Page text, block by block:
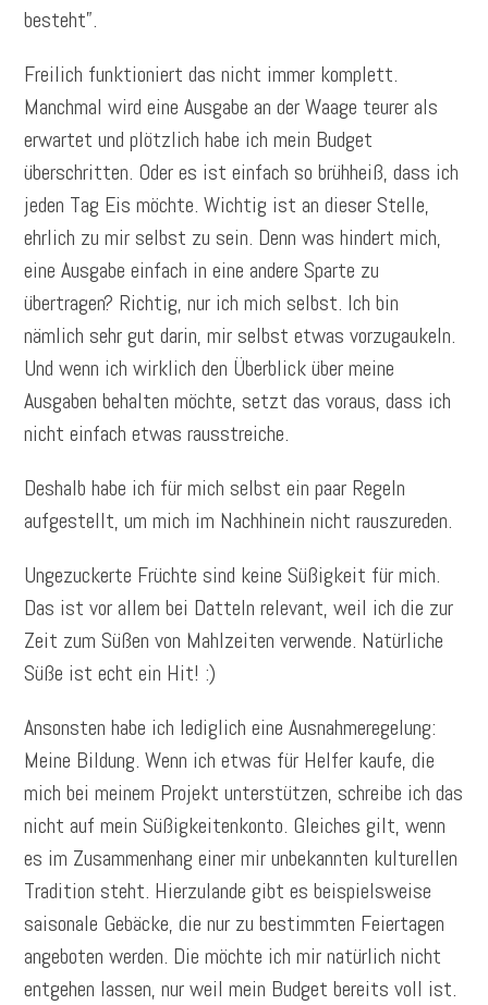
besteht”.
Freilich funktioniert das nicht immer komplett.
Manchmal wird eine Ausgabe an der Waage teurer als
erwartet und plötzlich habe ich mein Budget
überschritten. Oder es ist einfach so brühheiß, dass ich
jeden Tag Eis möchte. Wichtig ist an dieser Stelle,
ehrlich zu mir selbst zu sein. Denn was hindert mich,
eine Ausgabe einfach in eine andere Sparte zu
übertragen? Richtig, nur ich mich selbst. Ich bin
nämlich sehr gut darin, mir selbst etwas vorzugaukeln.
Und wenn ich wirklich den Überblick über meine
Ausgaben behalten möchte, setzt das voraus, dass ich
nicht einfach etwas rausstreiche.
Deshalb habe ich für mich selbst ein paar Regeln
aufgestellt, um mich im Nachhinein nicht rauszureden.
Ungezuckerte Früchte sind keine Süßigkeit für mich.
Das ist vor allem bei Datteln relevant, weil ich die zur
Zeit zum Süßen von Mahlzeiten verwende. Natürliche
Süße ist echt ein Hit! :)
Ansonsten habe ich lediglich eine Ausnahmeregelung:
Meine Bildung. Wenn ich etwas für Helfer kaufe, die
mich bei meinem Projekt unterstützen, schreibe ich das
nicht auf mein Süßigkeitenkonto. Gleiches gilt, wenn
es im Zusammenhang einer mir unbekannten kulturellen
Tradition steht. Hierzulande gibt es beispielsweise
saisonale Gebäcke, die nur zu bestimmten Feiertagen
angeboten werden. Die möchte ich mir natürlich nicht
entgehen lassen, nur weil mein Budget bereits voll ist.